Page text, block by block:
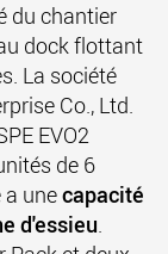
du chantier
dock flottant
La société
Co., Ltd.
EVO2
de 6
a unecapacité
d'essieu.